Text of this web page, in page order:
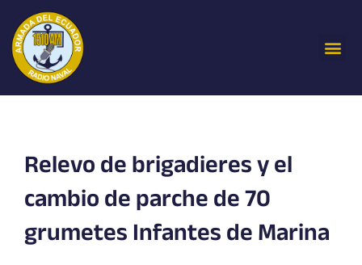
contenido
Relevo de brigadieres y el
cambio de parche de 70
grumetes Infantes de Marina